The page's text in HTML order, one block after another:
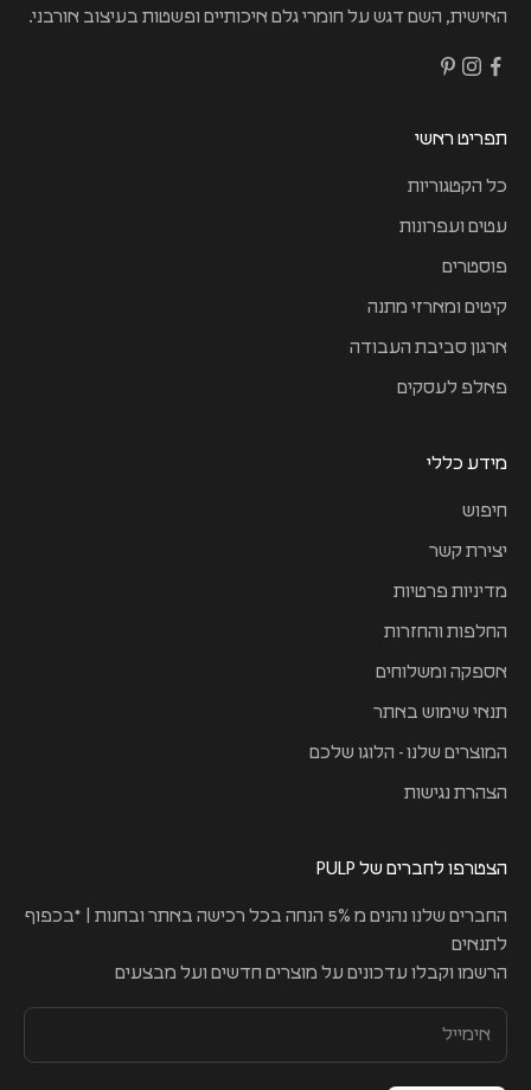
האישית, השם דגש על חומרי גלם איכותיים ופשטות בעיצוב אורבני.
תפריט ראשי
כל הקטגוריות
עטים ועפרונות
פוסטרים
קיטים ומארזי מתנה
ארגון סביבת העבודה
פאלפ לעסקים
מידע כללי
חיפוש
יצירת קשר
מדיניות פרטיות
החלפות והחזרות
אספקה ומשלוחים
תנאי שימוש באתר
המוצרים שלנו - הלוגו שלכם
הצהרת נגישות
הצטרפו לחברים של PULP
החברים שלנו נהנים מ 5% הנחה בכל רכישה באתר ובחנות | *בכפוף
לתנאים
הרשמו וקבלו עדכונים על מוצרים חדשים ועל מבצעים